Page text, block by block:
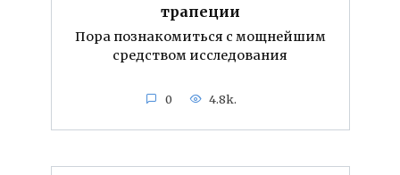
трапеции
Пора познакомиться с мощнейшим
средством исследования
0 4.8k.